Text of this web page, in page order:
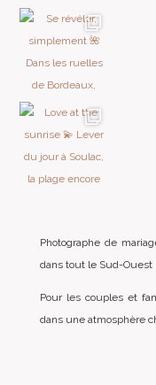
Photographe de
dans tout le Sud-Ouest
Pour les couples et
dans une atmosphère